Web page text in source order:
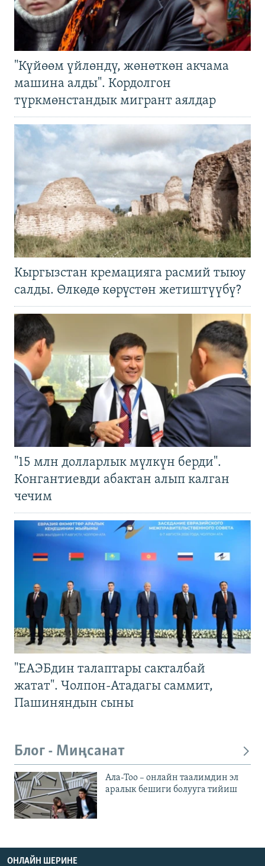
"Күйөөм үйлөндү, жөнөткөн акчама
машина алды". Кордолгон
түркмөнстандык мигрант аялдар
Кыргызстан кремацияга расмий тыюу
салды. Өлкөдө көрүстөн жетиштүүбү?
"15 млн долларлык мүлкүн берди".
Конгантиевди абактан алып калган
чечим
"ЕАЭБдин талаптары сакталбай
жатат". Чолпон-Атадагы саммит,
Пашиняндын сыны
Блог - Миңсанат
Ала-Тоо – онлайн таалимдин эл
аралык бешиги болууга тийиш
ОНЛАЙН ШЕРИНЕ